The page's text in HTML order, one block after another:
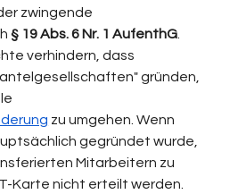
zwingende
§ 19 Abs. 6 Nr. 1 AufenthG
verhindern, dass
gründen,
zu umgehen. Wenn
gegründet wurde,
Mitarbeitern zu
Karte nicht erteilt werden.